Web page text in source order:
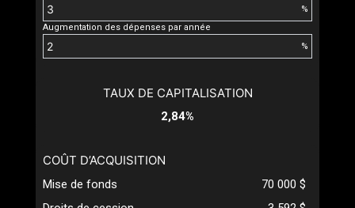
%
Augmentation des dépenses par année
%
TAUX DE CAPITALISATION
2,84%
COÛT D’ACQUISITION
Mise de fonds
70 000 $